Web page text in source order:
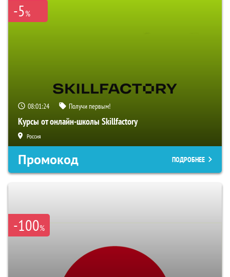
-5%
08:01:23 Получи первым!
Курсы от онлайн-школы Skillfactory
Россия
Промокод ПОДРОБНЕЕ
-100%